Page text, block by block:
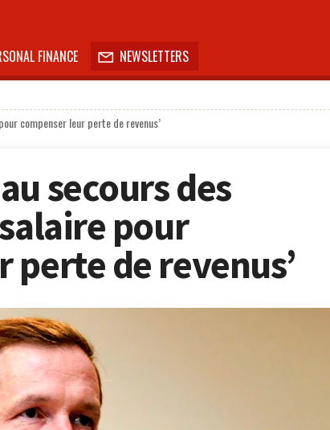
FINANCE  NEWSLETTERS
compenser leur perte de revenus’
secours des
pour
perte de revenus’